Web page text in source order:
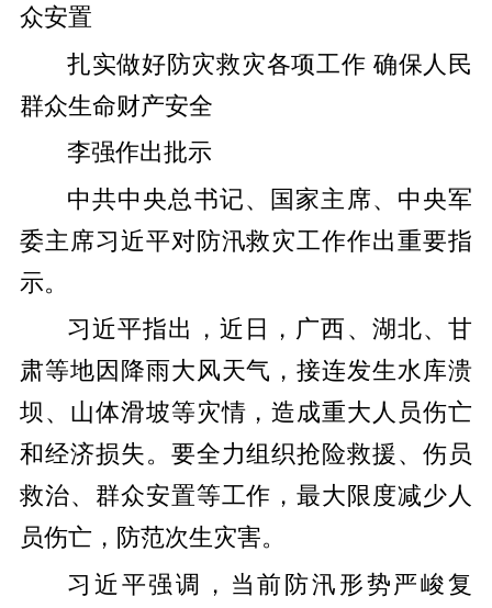
众安置
扎实做好防灾救灾各项工作 确保人民
群众生命财产安全
李强作出批示
中共中央总书记、国家主席、中央军
委主席习近平对防汛救灾工作作出重要指
示。
习近平指出，近日，广西、湖北、甘
肃等地因降雨大风天气，接连发生水库溃
坝、山体滑坡等灾情，造成重大人员伤亡
和经济损失。要全力组织抢险救援、伤员
救治、群众安置等工作，最大限度减少人
员伤亡，防范次生灾害。
习近平强调，当前防汛形势严峻复